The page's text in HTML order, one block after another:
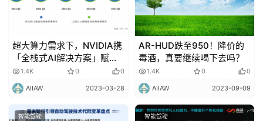
超大算力需求下，NVIDIA携
「全栈式AI解决方案」赋能
自动驾驶开发与规模化落地
1.4K 0 0
AIIAW 2023-03-28
AR-HUD跌至950！降价的
毒酒，真要继续喝下去吗？
1.4K 0 0
AIIAW 2023-09-09
智能驾驶 智能驾驶